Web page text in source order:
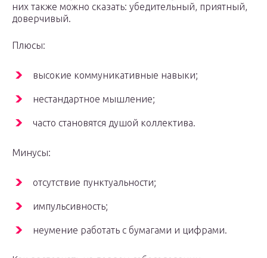
них также можно сказать: убедительный, приятный,
доверчивый.
Плюсы:
высокие коммуникативные навыки;
нестандартное мышление;
часто становятся душой коллектива.
Минусы:
отсутствие пунктуальности;
импульсивность;
неумение работать с бумагами и цифрами.